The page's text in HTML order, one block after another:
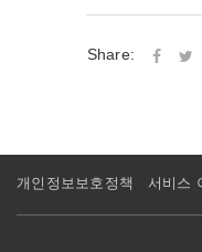
Share:
개인정보보호정책 서비스